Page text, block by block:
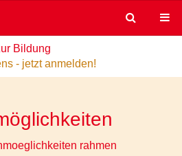
Bildung
- jetzt anmelden!